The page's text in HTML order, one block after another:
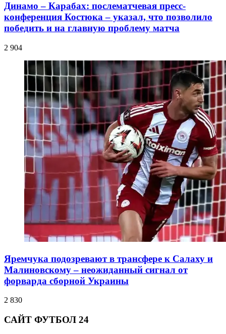
Динамо – Карабах: послематчевая пресс-
конференция Костюка – указал, что позволило
победить и на главную проблему матча
2 904
Яремчука подозревают в трансфере к Салаху и
Малиновскому – неожиданный сигнал от
форварда сборной Украины
2 830
САЙТ ФУТБОЛ 24